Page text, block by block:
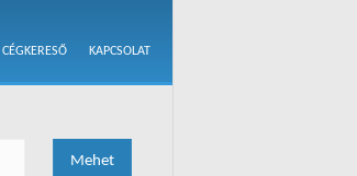
CÉGKERESŐ KAPCSOLAT